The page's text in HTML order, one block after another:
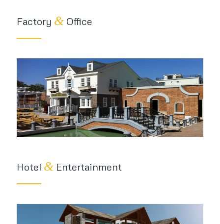
Factory &Office
Hotel &Entertainment